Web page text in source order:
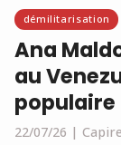
démilitarisation
Ana
au
populaire
22/07/26 Capire